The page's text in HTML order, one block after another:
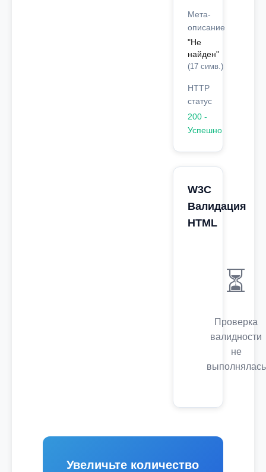
Мета-
описание
"Не
найден"
(17 симв.)
HTTP
статус
200 -
Успешно
W3C
Валидация
HTML
⏳
Проверка
валидности
не
выполнялась
Увеличьте количество